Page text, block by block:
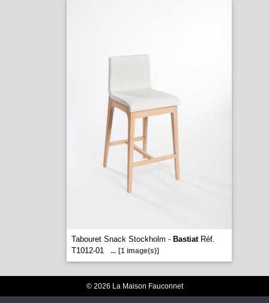
Tabouret Snack Stockholm - BastiatRéf.
T1012-01
... [1 image(s)]
© 2026 La Maison Fauconnet